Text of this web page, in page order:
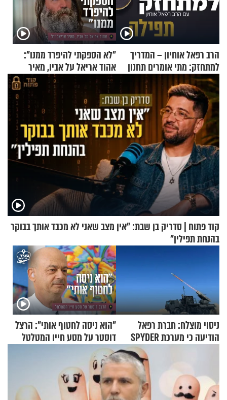
הרב רפאל אוחיון – המדריך
למתחזק: מתי אומרים תחנון
ואיך עולים לתורה?
"לא הספקתי להיפרד ממנו":
אהוד אריאל על אביו, מאיר
אריאל ז"ל
קוד פתוח | סדריק בן שבת: "אין מצב שאני לא מכבד אותך בבוקר
בהנחת תפילין"
ניסוי מוצלח: חברת רפאל
הודיעה כי מערכת SPYDER
"הוא ניסה לחטוף אותי": הרצל
דוסטר על מסע חייו המטלטל